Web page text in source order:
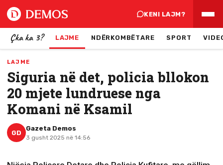
KENI LAJM?
Çka ka 3? LAJME NDËRKOMBËTARE SPORT
LAJME
Siguria në det, policia bllokon
20 mjete lundruese nga
Komani në Ksamil
GD
Gazeta Demos
3 gusht 2025 në 14:56